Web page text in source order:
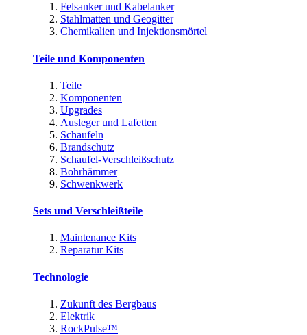
Felsanker und Kabelanker
Stahlmatten und Geogitter
Chemikalien und Injektionsmörtel
Teile und Komponenten
Teile
Komponenten
Upgrades
Ausleger und Lafetten
Schaufeln
Brandschutz
Schaufel-Verschleißschutz
Bohrhämmer
Schwenkwerk
Sets und Verschleißteile
Maintenance Kits
Reparatur Kits
Technologie
Zukunft des Bergbaus
Elektrik
RockPulse™